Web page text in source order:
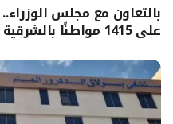
بالتعاون مع مجلس
على 1415 مواطنًا بالشرقية على مدار يومين